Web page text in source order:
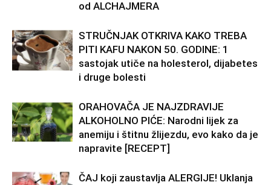
od ALCHAJMERA
STRUČNJAK OTKRIVA KAKO TREBA
PITI KAFU NAKON 50. GODINE: 1
sastojak utiče na holesterol, dijabetes
i druge bolesti
ORAHOVAČA JE NAJZDRAVIJE
ALKOHOLNO PIĆE: Narodni lijek za
anemiju i štitnu žlijezdu, evo kako da je
napravite [RECEPT]
ČAJ koji zaustavlja ALERGIJE! Uklanja